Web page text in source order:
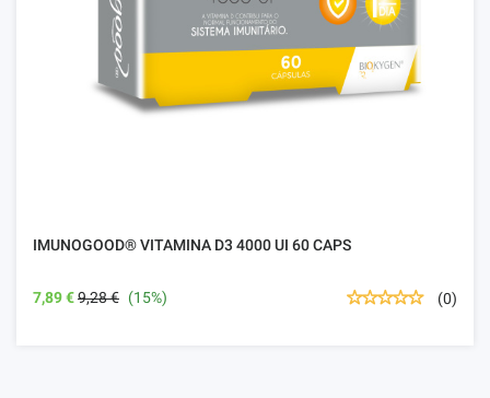
IMUNOGOOD® VITAMINA D3 4000 UI 60 CAPS
7,89 €9,28 € (15%) (0)